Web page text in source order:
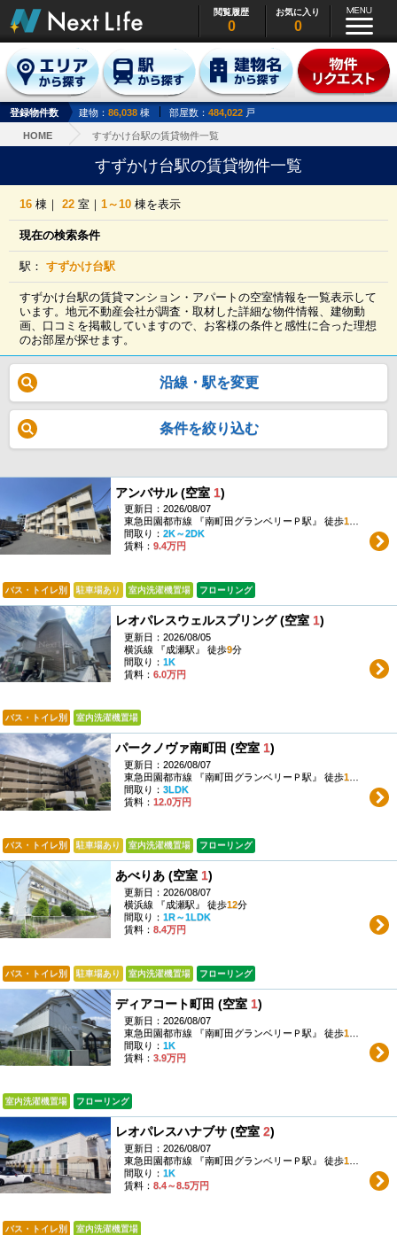
閲覧履歴
0
お気に入り
0
登録物件数 建物： 86,038 棟 部屋数： 484,022 戸
HOME すずかけ台駅の賃貸物件一覧
すずかけ台駅の賃貸物件一覧
16 棟｜22 室｜1～10 棟を表示
現在の検索条件
駅：すずかけ台駅
すずかけ台駅の賃貸マンション・アパートの空室情報を一覧表示して
います。地元不動産会社が調査・取材した詳細な物件情報、建物動
画、口コミを掲載していますので、お客様の条件と感性に合った理想
のお部屋が探せます。
沿線・駅を変更
条件を絞り込む
アンバサル (空室 1)
更新日：2026/08/07
東急田園都市線 『南町田グランベリーＰ駅』 徒歩13 分
間取り： 2K～2DK
賃料： 9.4万円
バス・トイレ別 駐車場あり 室内洗濯機置場 フローリング
レオパレスウェルスプリング (空室 1)
更新日：2026/08/05
横浜線 『成瀬駅』 徒歩9分
間取り： 1K
賃料： 6.0万円
バス・トイレ別 室内洗濯機置場
パークノヴァ南町田 (空室 1)
更新日：2026/08/07
東急田園都市線 『南町田グランベリーＰ駅』 徒歩12
間取り： 3LDK
賃料： 12.0万円
バス・トイレ別 駐車場あり 室内洗濯機置場 フローリング
あべりあ (空室 1)
更新日：2026/08/07
横浜線 『成瀬駅』 徒歩12分
間取り： 1R～1LDK
賃料： 8.4万円
バス・トイレ別 駐車場あり 室内洗濯機置場 フローリング
ディアコート町田 (空室 1)
更新日：2026/08/07
東急田園都市線 『南町田グランベリーＰ駅』 徒歩13
間取り： 1K
賃料： 3.9万円
室内洗濯機置場 フローリング
レオパレスハナブサ (空室 2)
更新日：2026/08/07
東急田園都市線 『南町田グランベリーＰ駅』 徒歩11
間取り： 1K
賃料： 8.4～8.5万円
バス・トイレ別 室内洗濯機置場